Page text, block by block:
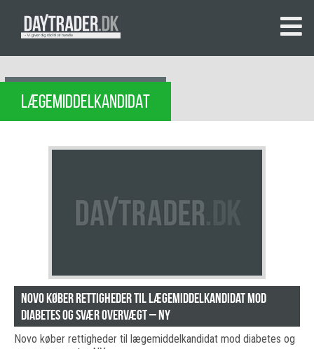
LÆGEMIDDELKANDIDAT
Novo køber rettigheder til lægemiddelkandidat mod
diabetes og svær overvægt – NY
Novo køber rettigheder til lægemiddelkandidat mod diabetes og